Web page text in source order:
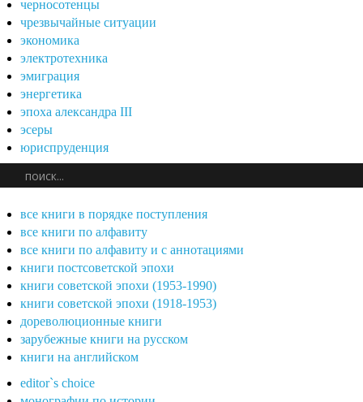
черносотенцы
чрезвычайные ситуации
экономика
электротехника
эмиграция
энергетика
эпоха александра III
эсеры
юриспруденция
все книги в порядке поступления
все книги по алфавиту
все книги по алфавиту и с аннотациями
книги постсоветской эпохи
книги советской эпохи (1953-1990)
книги советской эпохи (1918-1953)
дореволюционные книги
зарубежные книги на русском
книги на английском
editor`s choice